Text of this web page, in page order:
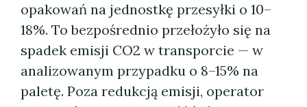
opakowań na jednostkę przesyłki o 10–
18%. To bezpośrednio przełożyło się na
spadek emisji CO2 w transporcie — w
analizowanym przypadku o 8–15% na
paletę. Poza redukcją emisji, operator